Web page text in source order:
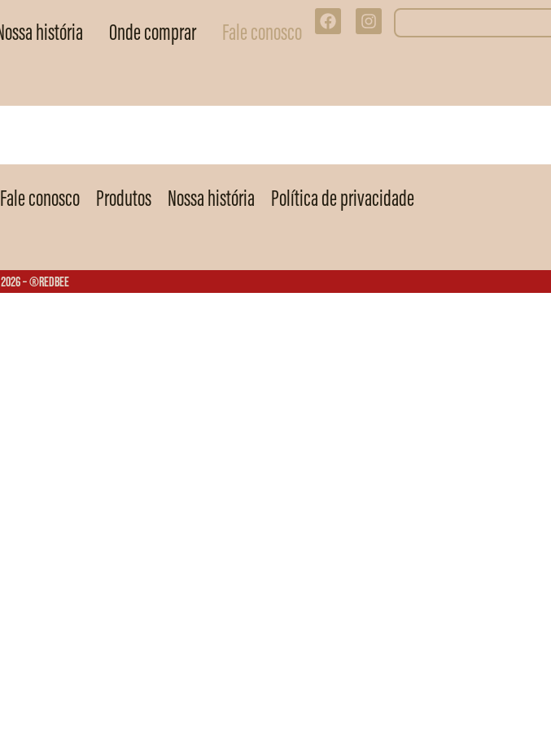
história Onde comprar Fale conosco
Fale conosco Produtos Nossa história Política de privacidade
– ®Redbee